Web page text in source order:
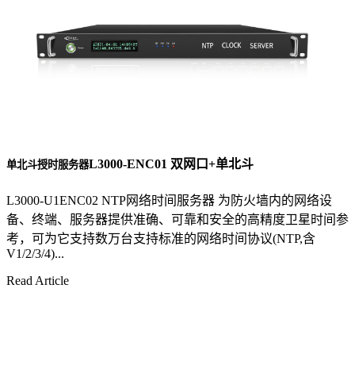
单北斗授时服务器L3000-ENC01 双网口+单北斗
L3000-U1ENC02 NTP网络时间服务器 为防火墙内的网络设
备、终端、服务器提供准确、可靠和安全的高精度卫星时间参
考，可为它支持数万台支持标准的网络时间协议(NTP,含
V1/2/3/4)...
Read Article